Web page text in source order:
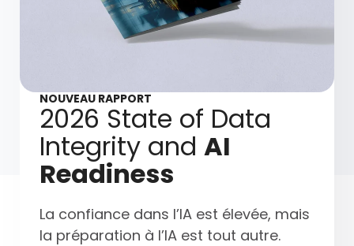
NOUVEAU RAPPORT
2026 State of Data
Integrity and AI
Readiness
La confiance dans l’IA est élevée, mais
la préparation à l’IA est tout autre.